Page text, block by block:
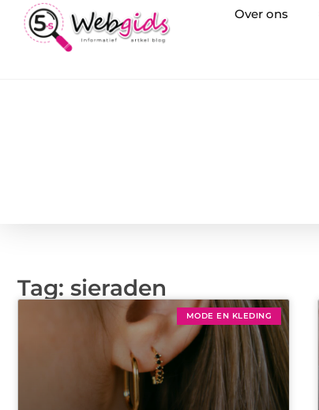
Over ons
Tag: sieraden
MODE EN KLEDING